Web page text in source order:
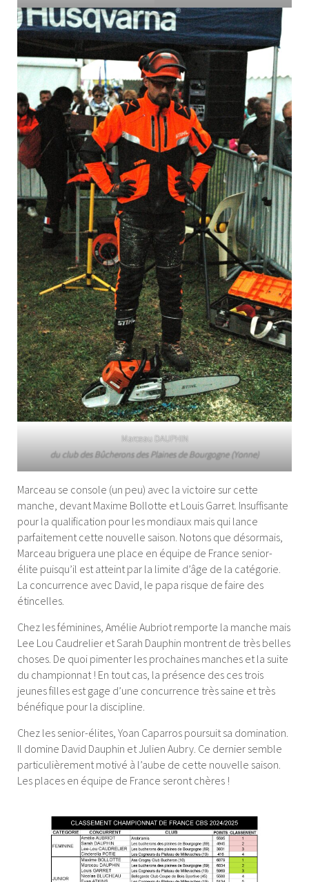
Marceau DAUPHIN
du club des Bûcherons des Plaines de Bourgogne (Yonne)
Marceau se console (un peu) avec la victoire sur cette
manche, devant Maxime Bollotte et Louis Garret. Insuffisante
pour la qualification pour les mondiaux mais qui lance
parfaitement cette nouvelle saison. Notons que désormais,
Marceau briguera une place en équipe de France senior-
élite puisqu’il est atteint par la limite d’âge de la catégorie.
La concurrence avec David, le papa risque de faire des
étincelles.
Chez les féminines, Amélie Aubriot remporte la manche mais
Lee Lou Caudrelier et Sarah Dauphin montrent de très belles
choses. De quoi pimenter les prochaines manches et la suite
du championnat ! En tout cas, la présence des ces trois
jeunes filles est gage d’une concurrence très saine et très
bénéfique pour la discipline.
Chez les senior-élites, Yoan Caparros poursuit sa domination.
Il domine David Dauphin et Julien Aubry. Ce dernier semble
particulièrement motivé à l’aube de cette nouvelle saison.
Les places en équipe de France seront chères !